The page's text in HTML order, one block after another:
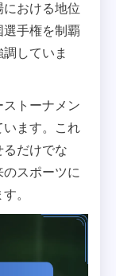
における地位
手権を制覇
していま
トーナメン
います。これ
だけでな
のスポーツに
。